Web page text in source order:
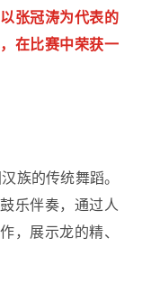
张冠涛为代表的
在比赛中荣获一
族的传统舞蹈。
乐伴奏，通过人
，展示龙的精、